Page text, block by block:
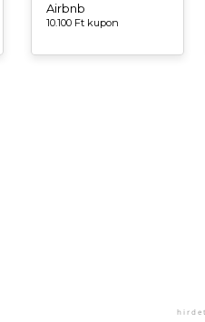
Airbnb
10.100 Ft kupon